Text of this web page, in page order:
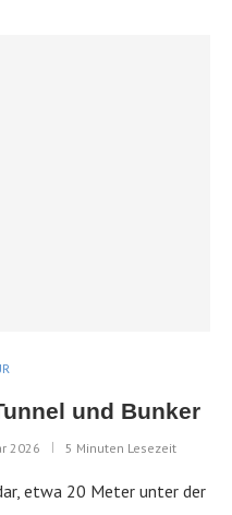
und Bunker
2026 5 Minuten Lesezeit
etwa 20 Meter unter der